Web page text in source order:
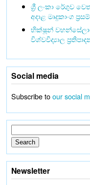
ශ්‍රී ලංකා රේගුව
අදාළ මෘදුකාංග
භික්ෂූන්
විශ්වවිද්‍යාල
Social media
Subscribe toour social
Newsletter